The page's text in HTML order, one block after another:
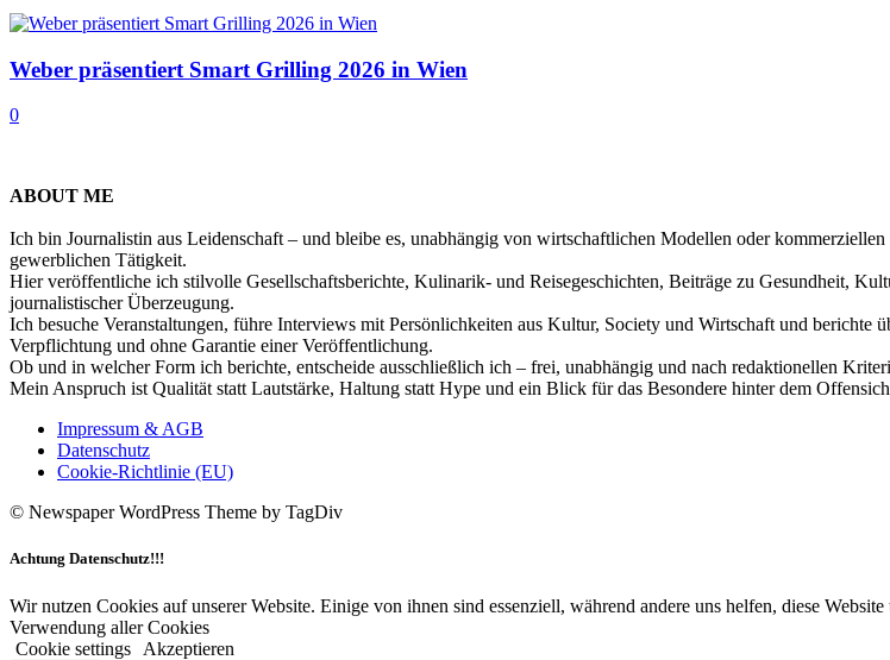
Weber präsentiert Smart Grilling 2026 in Wien
0
ABOUT ME
Ich bin Journalistin aus Leidenschaft – und bleibe es, unabhängig von wirtschaftlichen Modellen oder
gewerblichen Tätigkeit.
Hier veröffentliche ich stilvolle Gesellschaftsberichte, Kulinarik- und Reisegeschichten, Beiträge zu Gesundheit,
journalistischer Überzeugung.
Ich besuche Veranstaltungen, führe Interviews mit Persönlichkeiten aus Kultur, Society und Wirtschaft und
Verpflichtung und ohne Garantie einer Veröffentlichung.
Ob und in welcher Form ich berichte, entscheide ausschließlich ich – frei, unabhängig und nach redaktionellen
Mein Anspruch ist Qualität statt Lautstärke, Haltung statt Hype und ein Blick für das Besondere hinter dem
Impressum & AGB
Datenschutz
Cookie-Richtlinie (EU)
© Newspaper WordPress Theme by TagDiv
Achtung Datenschutz!!!
Wir nutzen Cookies auf unserer Website. Einige von ihnen sind essenziell, während andere uns helfen, diese
Verwendung aller Cookies
Cookie settings
Akzeptieren